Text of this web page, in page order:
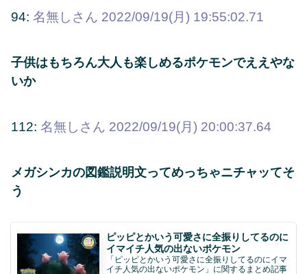
94: 名無しさん 2022/09/19(月) 19:55:02.71
子供はもちろん大人も楽しめるポケモンでええやな
いか
112: 名無しさん 2022/09/19(月) 20:00:37.64
メガシンカの図鑑説明文ってめっちゃニチャッてそ
う
ピッピとかいう可愛さに全振りしてるのに
イマイチ人気の出ないポケモン
「ピッピとかいう可愛さに全振りしてるのにイマ
イチ人気の出ないポケモン」に関するまとめ記事